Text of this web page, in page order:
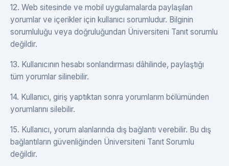
12. Web sitesinde ve mobil uygulamalarda paylaşılan
yorumlar ve içerikler için kullanıcı sorumludur. Bilginin
sorumluluğu veya doğruluğundan Üniversiteni Tanıt sorumlu
değildir.
13. Kullanıcının hesabı sonlandırması dâhilinde, paylaştığı
tüm yorumlar silinebilir.
14. Kullanıcı, giriş yaptıktan sonra yorumlarım bölümünden
yorumlarını silebilir.
15. Kullanıcı, yorum alanlarında dış bağlantı verebilir. Bu dış
bağlantıların güvenliğinden Üniversiteni Tanıt Sorumlu
değildir.